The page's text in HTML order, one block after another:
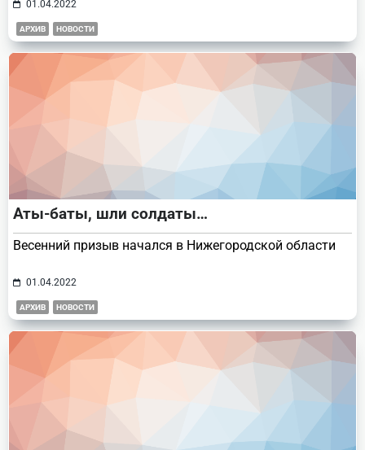
01.04.2022
АРХИВ НОВОСТИ
Аты-баты, шли солдаты…
Весенний призыв начался в Нижегородской области
01.04.2022
АРХИВ НОВОСТИ